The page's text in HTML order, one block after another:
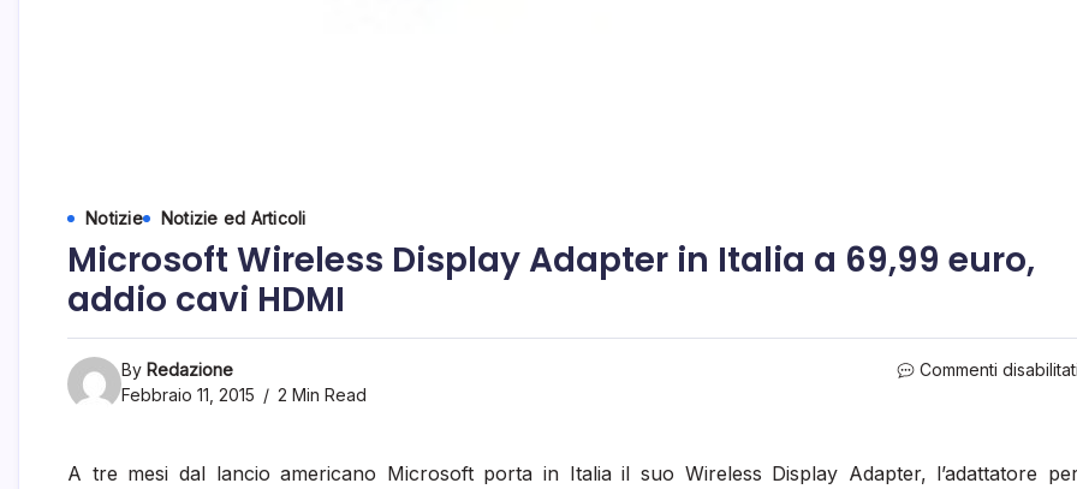
Notizie Notizie ed Articoli
Microsoft Wireless Display Adapter in Italia a 69,99 euro,
addio cavi HDMI
By Redazione
Febbraio 11, 2015
2 Min Read
Commenti disabilitati
A tre mesi dal lancio americano Microsoft porta in Italia il suo Wireless Display Adapter, l’adattatore